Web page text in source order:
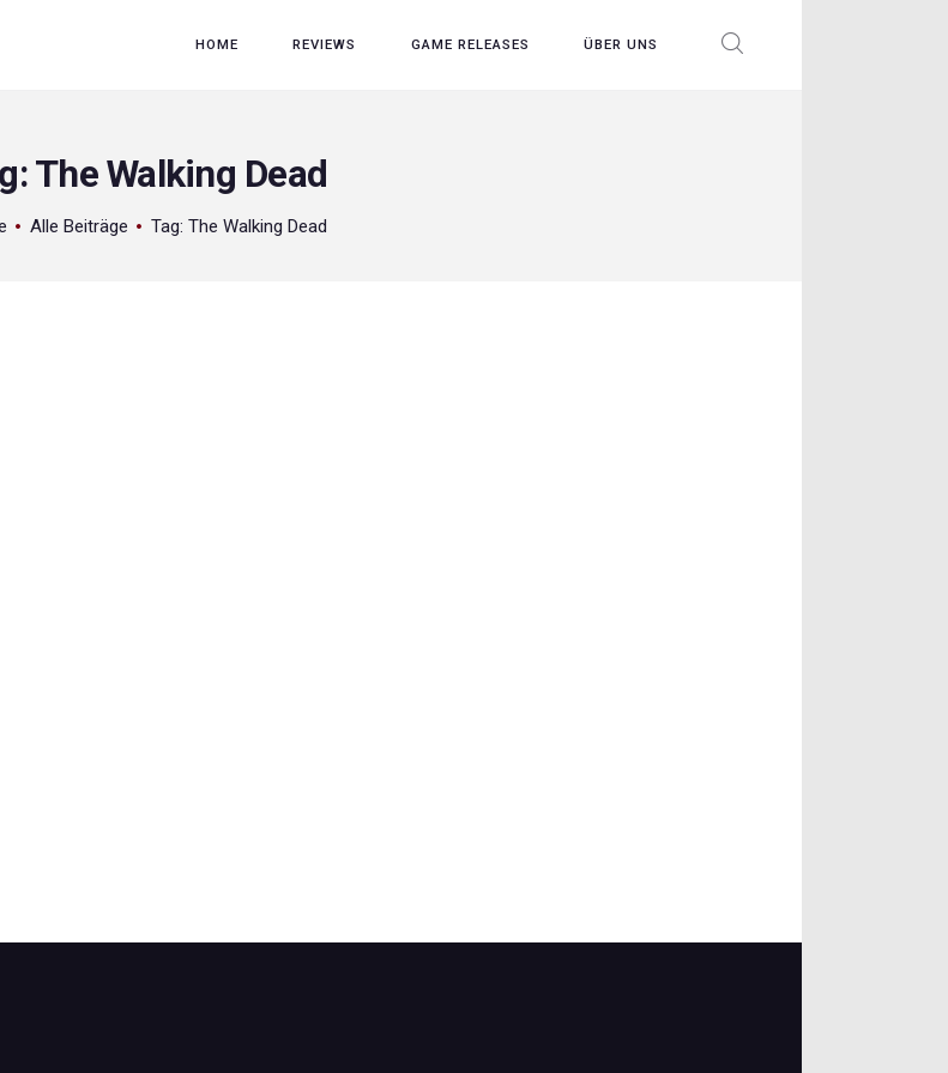
HOME REVIEWS GAME RELEASES ÜBER UNS
The Walking Dead
Alle Beiträge Tag: The Walking Dead
UNS